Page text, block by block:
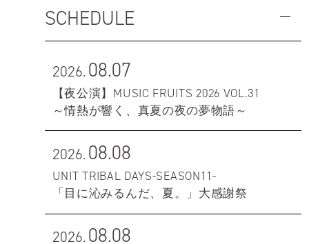
SCHEDULE
2026.08.07
【夜公演】MUSIC FRUITS 2026 VOL.31
～情熱が響く、真夏の夜の夢物語～
2026.08.08
UNIT TRIBAL DAYS-SEASON11-
「目に沁みるんだ、夏。」大感謝祭
2026.08.08